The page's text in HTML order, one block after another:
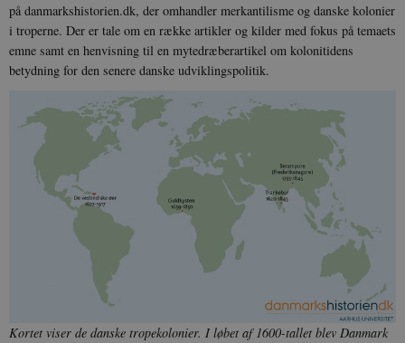
på danmarkshistorien.dk, der omhandler merkantilisme og danske kolonier
i troperne. Der er tale om en række artikler og kilder med fokus på temaets
emne samt en henvisning til en mytedræberartikel om kolonitidens
betydning for den senere danske udviklingspolitik.
Kortet viser de danske tropekolonier. I løbet af 1600-tallet blev Danmark